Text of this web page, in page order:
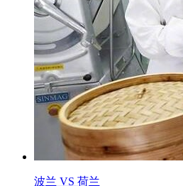
波兰 VS 荷兰